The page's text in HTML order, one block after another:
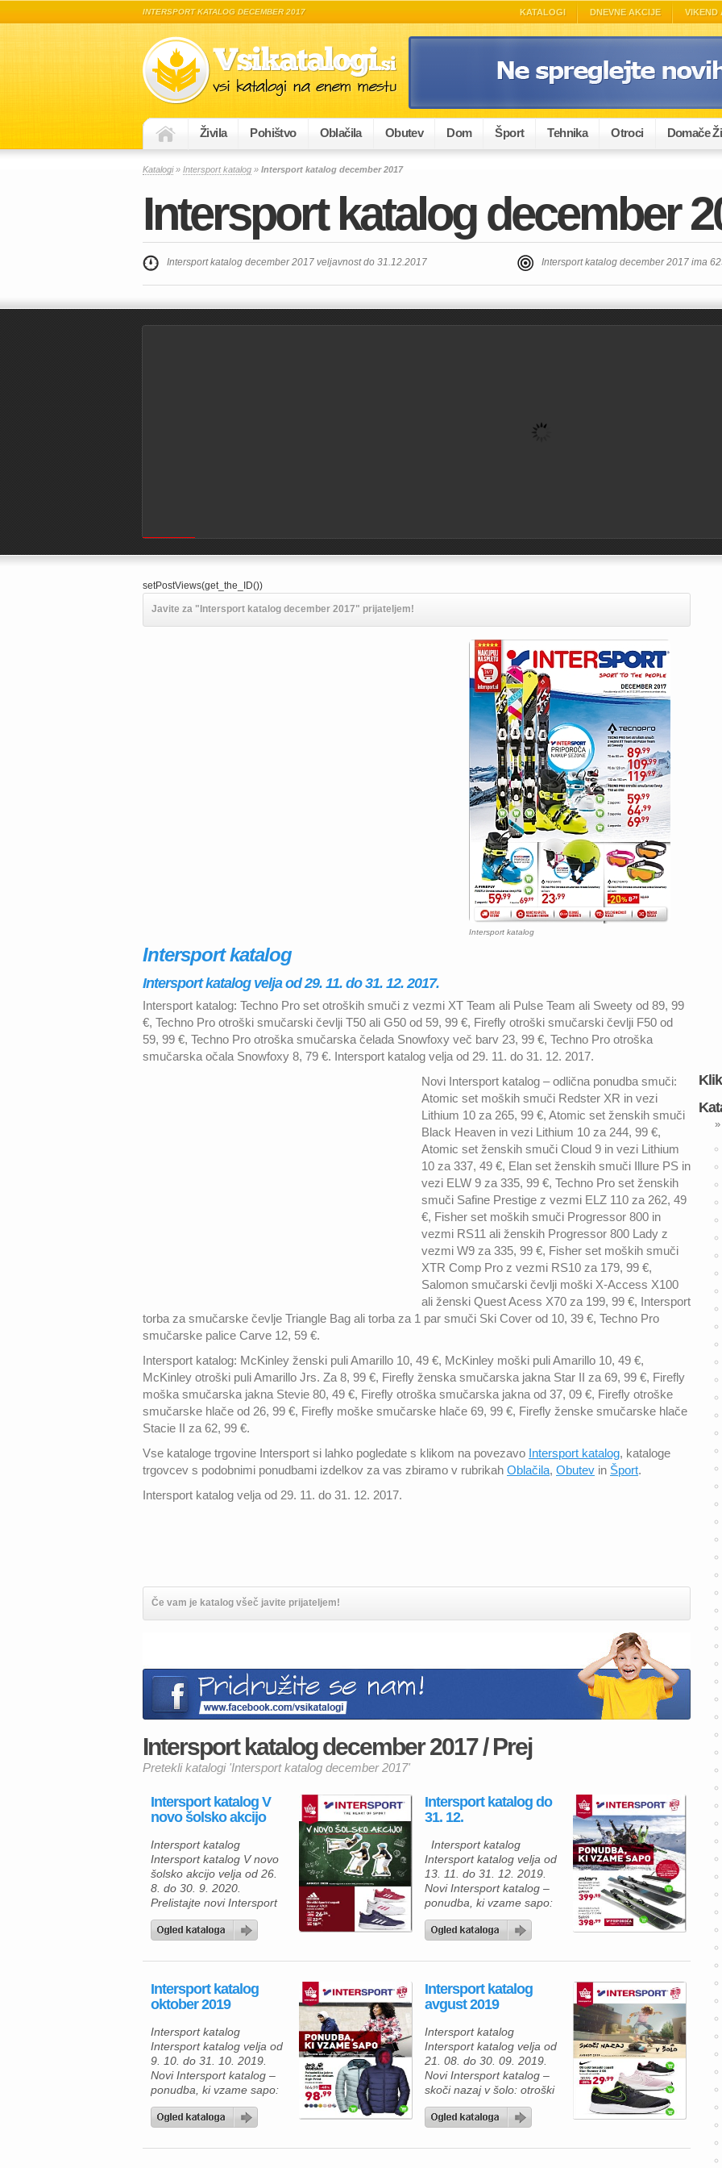
INTERSPORT KATALOG DECEMBER 2017 KATALOGI DNEVNE AKCIJE VIKEND
Živila Pohištvo Oblačila Obutev Dom Šport Tehnika Otroci Domače
Katalogi» Intersport katalog » Intersport katalog december 2017
Intersport katalog december
Intersport katalog december 2017 veljavnost do 31.12.2017 Intersport katalog december 2017 ima
Powered by
setPostViews(get_the_ID())
Javite za "Intersport katalog december 2017" prijateljem!
Intersport katalog
Intersport katalog
Intersport katalog velja od 29. 11. do 31. 12. 2017.
Intersport katalog: Techno Pro set otroških smuči z vezmi XT Team ali Pulse Team ali Sweety od 89, 99
€, Techno Pro otroški smučarski čevlji T50 ali G50 od 59, 99 €, Firefly otroški smučarski čevlji F50 od
59, 99 €, Techno Pro otroška smučarska čelada Snowfoxy več barv 23, 99 €, Techno Pro otroška
smučarska očala Snowfoxy 8, 79 €. Intersport katalog velja od 29. 11. do 31. 12. 2017.
Novi Intersport katalog – odlična ponudba smuči:
Atomic set moških smuči Redster XR in vezi
Lithium 10 za 265, 99 €, Atomic set ženskih smuči
Black Heaven in vezi Lithium 10 za 244, 99 €,
Atomic set ženskih smuči Cloud 9 in vezi Lithium
10 za 337, 49 €, Elan set ženskih smuči Illure PS in
vezi ELW 9 za 335, 99 €, Techno Pro set ženskih
smuči Safine Prestige z vezmi ELZ 110 za 262, 49
€, Fisher set moških smuči Progressor 800 in
vezmi RS11 ali ženskih Progressor 800 Lady z
vezmi W9 za 335, 99 €, Fisher set moških smuči
XTR Comp Pro z vezmi RS10 za 179, 99 €,
Salomon smučarski čevlji moški X-Access X100
ali ženski Quest Acess X70 za 199, 99 €, Intersport
torba za smučarske čevlje Triangle Bag ali torba za 1 par smuči Ski Cover od 10, 39 €, Techno Pro
smučarske palice Carve 12, 59 €.
Intersport katalog: McKinley ženski puli Amarillo 10, 49 €, McKinley moški puli Amarillo 10, 49 €,
McKinley otroški puli Amarillo Jrs. Za 8, 99 €, Firefly ženska smučarska jakna Star II za 69, 99 €, Firefly
moška smučarska jakna Stevie 80, 49 €, Firefly otroška smučarska jakna od 37, 09 €, Firefly otroške
smučarske hlače od 26, 99 €, Firefly moške smučarske hlače 69, 99 €, Firefly ženske smučarske hlače
Stacie II za 62, 99 €.
Vse kataloge trgovine Intersport si lahko pogledate s klikom na povezavo Intersport katalog, kataloge
trgovcev s podobnimi ponudbami izdelkov za vas zbiramo v rubrikah Oblačila, Obutev in Šport.
Intersport katalog velja od 29. 11. do 31. 12. 2017.
Če vam je katalog všeč javite prijateljem!
Intersport katalog december 2017 / Prej
Pretekli katalogi 'Intersport katalog december 2017'
Intersport katalog V
novo šolsko akcijo
Intersport katalog
Intersport katalog V novo
šolsko akcijo velja od 26.
8. do 30. 9. 2020.
Prelistajte novi Intersport
katalog in pogumno v
novo šolsko akcijo: otroški
Tensaur K/C/I od 18, 74 €,
Revolution 5 od 30, 39 €.
Intersport katalog V novo
[…]
Intersport katalog do
31. 12.
Intersport katalog
Intersport katalog velja od
13. 11. do 31. 12. 2019.
Novi Intersport katalog –
ponudba, ki vzame sapo:
Elan set ženskih smuči
Imagine PS in vezi ELW
moških smuči Amphibio 13
za 398, 99 €. Ob nakupu
smuči […]
Intersport katalog
oktober 2019
Intersport katalog
Intersport katalog velja od
9. 10. do 31. 10. 2019.
Novi Intersport katalog –
ponudba, ki vzame sapo:
pohodniška jakna Helium
ali High Print moška ali
katalog velja od 9. 10. do
Intersport katalog
avgust 2019
Intersport katalog
Intersport katalog velja od
21. 08. do 30. 09. 2019.
Novi Intersport katalog –
skoči nazaj v šolo: otroški
tekaški copati Star Runner
2 GS fantovski ali dekliški
katalog velja od 21. 08. do
»